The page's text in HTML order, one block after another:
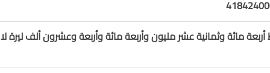
مائة وثمانية عشر مليون وأربعة مائة وأربعة وعشرون ألف ليرة لا